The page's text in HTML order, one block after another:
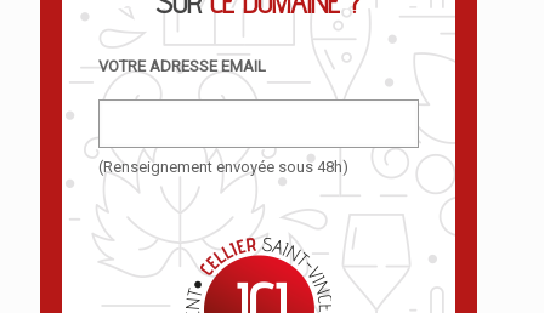
VOTRE ADRESSE EMAIL
(Renseignement envoyée sous 48h)